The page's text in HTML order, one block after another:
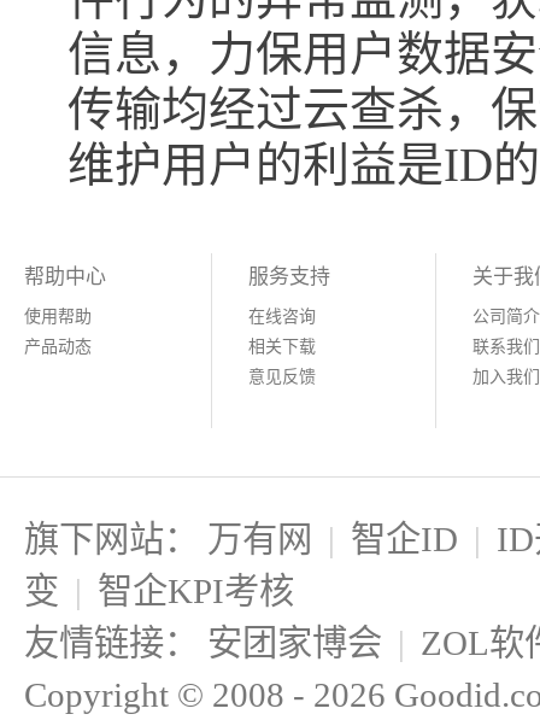
信息，力保用户数据
传输均经过云查杀，
维护用户的利益是ID
帮助中心
使用帮助
产品动态
服务支持
在线咨询
相关下载
意见反馈
关于我
公司简介
联系我们
加入我们
旗下网站： 万有网 | 智企ID |
变 | 智企KPI考核
友情链接：
安团家博会 | ZOL软
Copyright © 2008 - 2026